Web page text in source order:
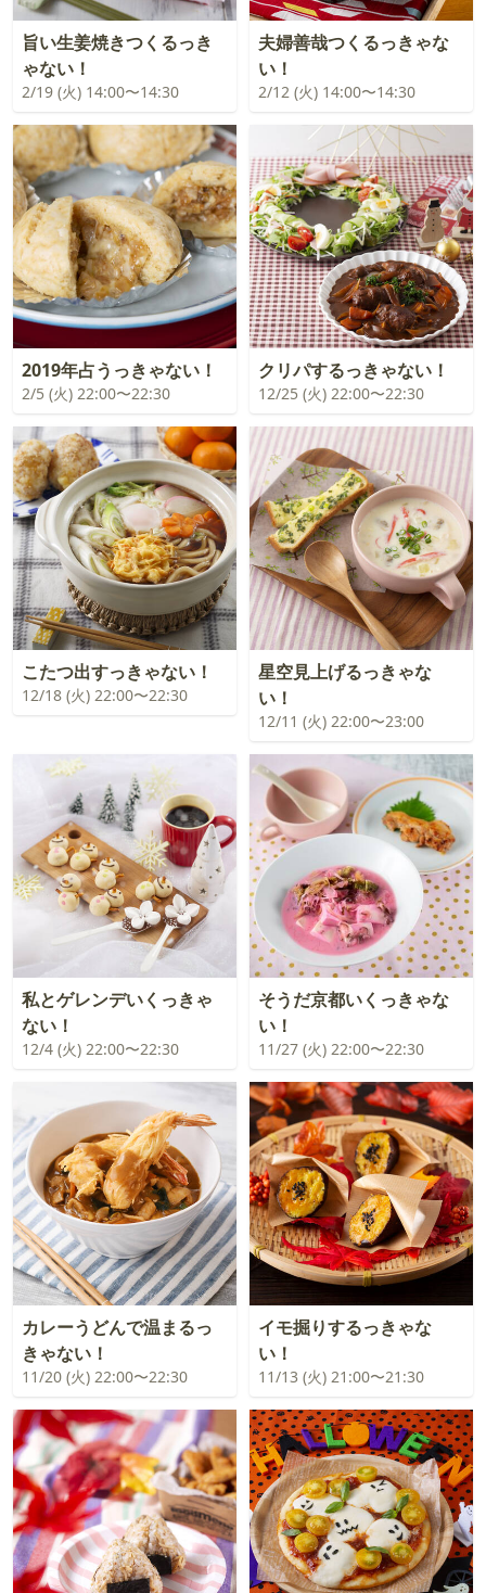
旨い生姜焼きつくるっき
ゃない！
2/19 (火) 14:00〜14:30
夫婦善哉つくるっきゃな
い！
2/12 (火) 14:00〜14:30
2019年占うっきゃない！
2/5 (火) 22:00〜22:30
クリパするっきゃない！
12/25 (火) 22:00〜22:30
こたつ出すっきゃない！
12/18 (火) 22:00〜22:30
星空見上げるっきゃな
い！
12/11 (火) 22:00〜23:00
私とゲレンデいくっきゃ
ない！
12/4 (火) 22:00〜22:30
そうだ京都いくっきゃな
い！
11/27 (火) 22:00〜22:30
カレーうどんで温まるっ
きゃない！
11/20 (火) 22:00〜22:30
イモ掘りするっきゃな
い！
11/13 (火) 21:00〜21:30